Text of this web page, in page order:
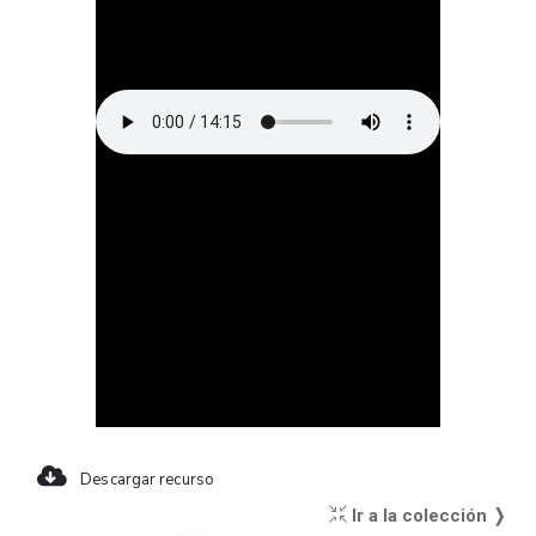
Descargar recurso
Ir a la colección ❭